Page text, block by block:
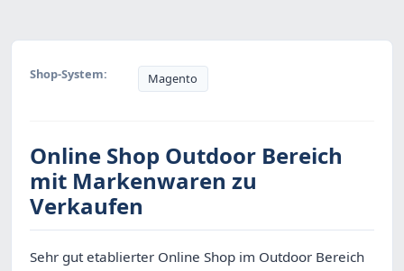
Shop-System: Magento
Online Shop Outdoor Bereich
mit Markenwaren zu
Verkaufen
Sehr gut etablierter Online Shop im Outdoor Bereich